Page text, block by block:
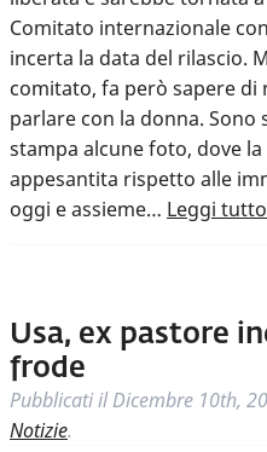
Comitato internazionale
incerta la data del rilascio.
comitato, fa però sapere di
parlare con la donna. Sono
stampa alcune foto, dove
appesantita rispetto alle
oggi e assieme… Leggi
Usa, ex pastore
frode
Pubblicati ilDicembre 10th,
Notizie.